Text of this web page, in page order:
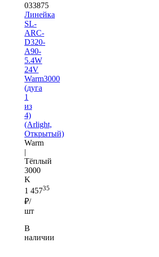
033875
Линейка
SL-
ARC-
D320-
A90-
5.4W
24V
Warm3000
(дуга
1
из
4)
(Arlight,
Открытый)
Warm
|
Тёплый
3000
K
1 45735
₽/
шт
В
наличии